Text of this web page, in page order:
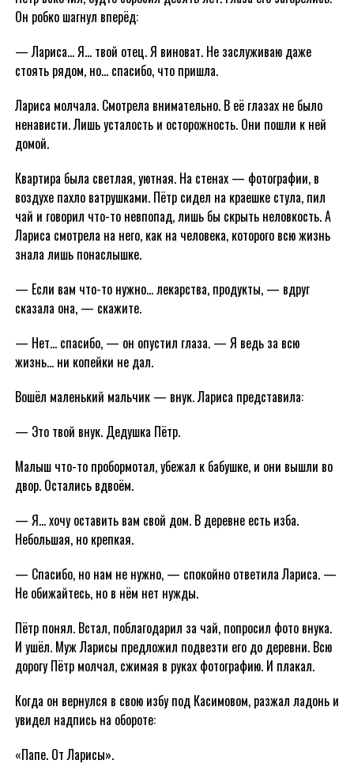
Он робко шагнул вперёд:
— Лариса… Я… твой отец. Я виноват. Не заслуживаю даже
стоять рядом, но… спасибо, что пришла.
Лариса молчала. Смотрела внимательно. В её глазах не было
ненависти. Лишь усталость и осторожность. Они пошли к ней
домой.
Квартира была светлая, уютная. На стенах — фотографии, в
воздухе пахло ватрушками. Пётр сидел на краешке стула, пил
чай и говорил что-то невпопад, лишь бы скрыть неловкость. А
Лариса смотрела на него, как на человека, которого всю жизнь
знала лишь понаслышке.
— Если вам что-то нужно… лекарства, продукты, — вдруг
сказала она, — скажите.
— Нет… спасибо, — он опустил глаза. — Я ведь за всю
жизнь… ни копейки не дал.
Вошёл маленький мальчик — внук. Лариса представила:
— Это твой внук. Дедушка Пётр.
Малыш что-то пробормотал, убежал к бабушке, и они вышли во
двор. Остались вдвоём.
— Я… хочу оставить вам свой дом. В деревне есть изба.
Небольшая, но крепкая.
— Спасибо, но нам не нужно, — спокойно ответила Лариса. —
Не обижайтесь, но в нём нет нужды.
Пётр понял. Встал, поблагодарил за чай, попросил фото внука.
И ушёл. Муж Ларисы предложил подвезти его до деревни. Всю
дорогу Пётр молчал, сжимая в руках фотографию. И плакал.
Когда он вернулся в свою избу под Касимовом, разжал ладонь и
увидел надпись на обороте:
«Папе. От Ларисы».